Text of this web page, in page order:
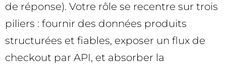
de réponse). Votre rôle se recentre sur trois
piliers : fournir des données produits
structurées et fiables, exposer un flux de
checkout par API, et absorber la